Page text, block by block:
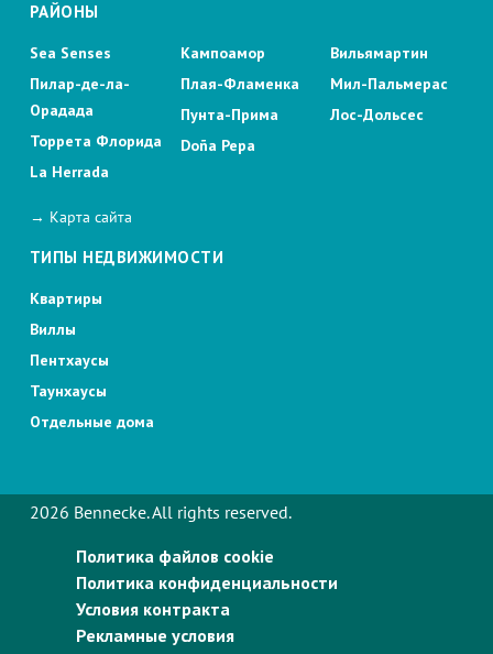
РАЙОНЫ
Sea Senses
Пилар-де-ла-
Орадада
Торрета Флорида
La Herrada
Кампоамор
Плая-Фламенка
Пунта-Прима
Doña Pepa
Вильямартин
Мил-Пальмерас
Лос-Дольсес
→ Карта сайта
ТИПЫ НЕДВИЖИМОСТИ
Квартиры
Виллы
Пентхаусы
Таунхаусы
Отдельные дома
2026 Bennecke. All rights reserved.
Политика файлов cookie
Политика конфиденциальности
Условия контракта
Рекламные условия